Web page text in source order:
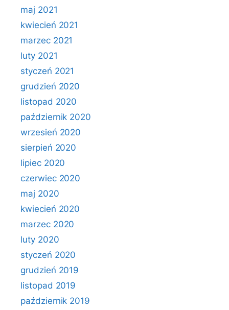
maj 2021
kwiecień 2021
marzec 2021
luty 2021
styczeń 2021
grudzień 2020
listopad 2020
październik 2020
wrzesień 2020
sierpień 2020
lipiec 2020
czerwiec 2020
maj 2020
kwiecień 2020
marzec 2020
luty 2020
styczeń 2020
grudzień 2019
listopad 2019
październik 2019